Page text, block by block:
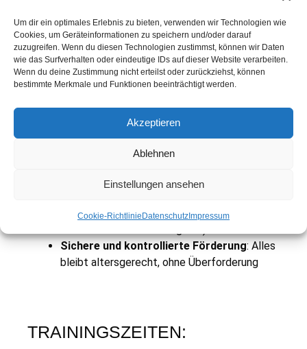
Um dir ein optimales Erlebnis zu bieten, verwenden wir Technologien wie
Cookies, um Geräteinformationen zu speichern und/oder darauf
zuzugreifen. Wenn du diesen Technologien zustimmst, können wir Daten
wie das Surfverhalten oder eindeutige IDs auf dieser Website verarbeiten.
Wenn du deine Zustimmung nicht erteilst oder zurückziehst, können
bestimmte Merkmale und Funktionen beeinträchtigt werden.
Akzeptieren
Ablehnen
Einstellungen ansehen
Cookie-RichtlinieDatenschutzImpressum
Förderung von Teamfähigkeit, Fairness und
sozialem Miteinander
Besondere Merkmale
dennoch spielerisch vermittelt
Mehr Eigenverantwortung
Stärkere Motivation durch kleine
schneller schaffen?“, „Schaffe ich heute das
Sichere und kontrollierte Förderung: Alles
bleibt altersgerecht, ohne Überforderung
TRAININGSZEITEN: